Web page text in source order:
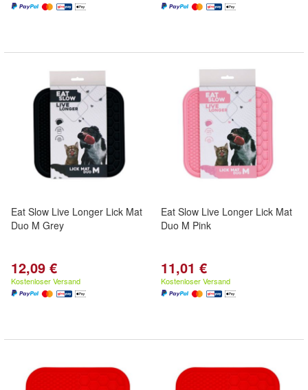
Eat Slow Live Longer Lick Mat
Duo M Grey
12,09 €
Kostenloser Versand
Eat Slow Live Longer Lick Mat
Duo M Pink
11,01 €
Kostenloser Versand